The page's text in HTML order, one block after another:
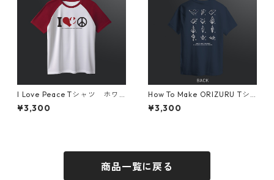
I Love Peace Tシャツ ホワ
イト×レッド
¥3,300
How To Make ORIZURU Tシ
ャツ ネイビー
¥3,300
商品一覧に戻る